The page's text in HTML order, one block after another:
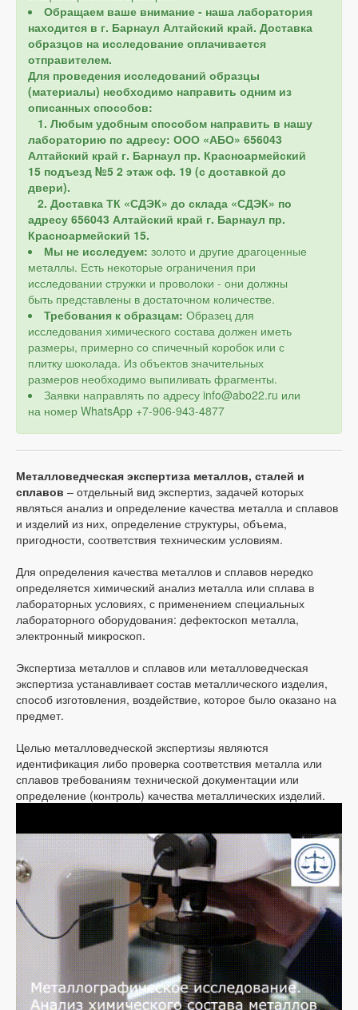
Обращаем ваше внимание - наша лаборатория
находится в г. Барнаул Алтайский край. Доставка
образцов на исследование оплачивается
отправителем.
Для проведения исследований образцы
(материалы) необходимо направить одним из
описанных способов:
1. Любым удобным способом направить в нашу
лабораторию по адресу: ООО «АБО» 656043
Алтайский край г. Барнаул пр. Красноармейский
15 подъезд №5 2 этаж оф. 19 (с доставкой до
двери).
2. Доставка ТК «СДЭК» до склада «СДЭК» по
адресу 656043 Алтайский край г. Барнаул пр.
Красноармейский 15.
Мы не исследуем: золото и другие драгоценные
металлы. Есть некоторые ограничения при
исследовании стружки и проволоки - они должны
быть представлены в достаточном количестве.
Требования к образцам: Образец для
исследования химического состава должен иметь
размеры, примерно со спичечный коробок или с
плитку шоколада. Из объектов значительных
размеров необходимо выпиливать фрагменты.
Заявки направлять по адресу info@abo22.ru или
на номер WhatsApp +7-906-943-4877
Металловедческая экспертиза металлов, сталей и
сплавов – отдельный вид экспертиз, задачей которых
являться анализ и определение качества металла и сплавов
и изделий из них, определение структуры, объема,
пригодности, соответствия техническим условиям.
Для определения качества металлов и сплавов нередко
определяется химический анализ металла или сплава в
лабораторных условиях, с применением специальных
лабораторного оборудования: дефектоскоп металла,
электронный микроскоп.
Экспертиза металлов и сплавов или металловедческая
экспертиза устанавливает состав металлического изделия,
способ изготовления, воздействие, которое было оказано на
предмет.
Целью металловедческой экспертизы являются
идентификация либо проверка соответствия металла или
сплавов требованиям технической документации или
определение (контроль) качества металлических изделий.